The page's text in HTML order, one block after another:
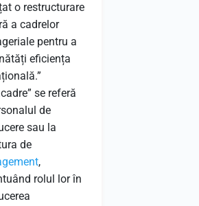
o restructurare
a cadrelor
pentru a
eficiența
se referă
de
sau la
de
,
rolul lor în